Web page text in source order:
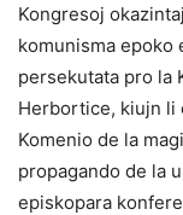
Kongresoj
komunisma epoko
persekutata pro la
Herbortice, kiujn li
Komenio de la
propagando de la
episkopara